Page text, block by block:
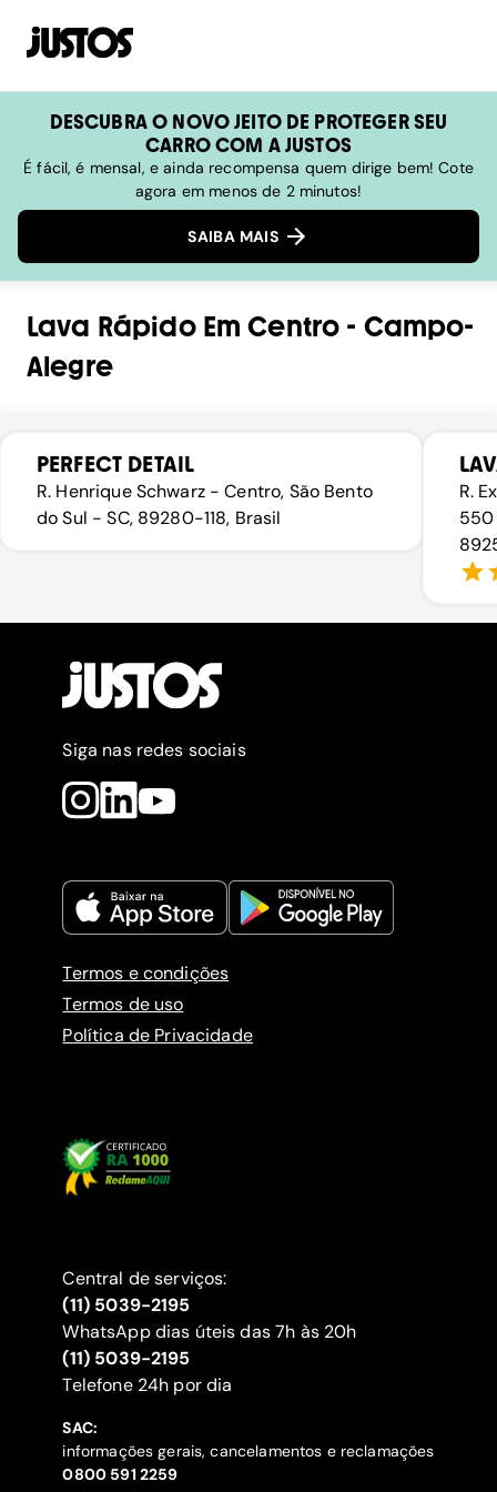
DESCUBRA O NOVO JEITO DE PROTEGER SEU
CARRO COM A JUSTOS
É fácil, é mensal, e ainda recompensa quem dirige bem! Cote
agora em menos de 2 minutos!
SAIBA MAIS
Lava RápidoEmCentro - Campo-
Alegre
PERFECT DETAIL
R. Henrique Schwarz - Centro, São Bento
do Sul - SC, 89280-118, Brasil
R.
550
Siga nas redes sociais
Termos e condições
Termos de uso
Política de Privacidade
Central de serviços:
(11) 5039-2195
WhatsApp dias úteis das 7h às 20h
(11) 5039-2195
‍Telefone 24h por dia
SAC:
informações gerais, cancelamentos e reclamações
‍0800 591 2259